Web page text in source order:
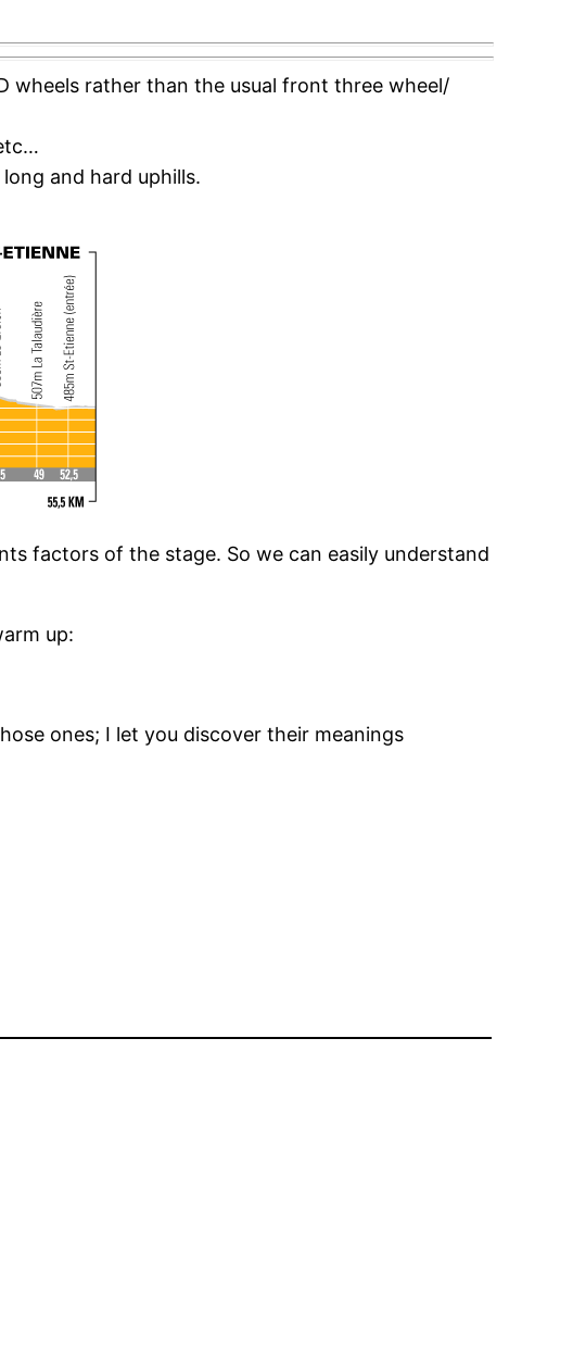
wheels rather than the usual front three wheel/
and hard uphills.
factors of the stage. So we can easily understand
up:
ones; I let you discover their meanings